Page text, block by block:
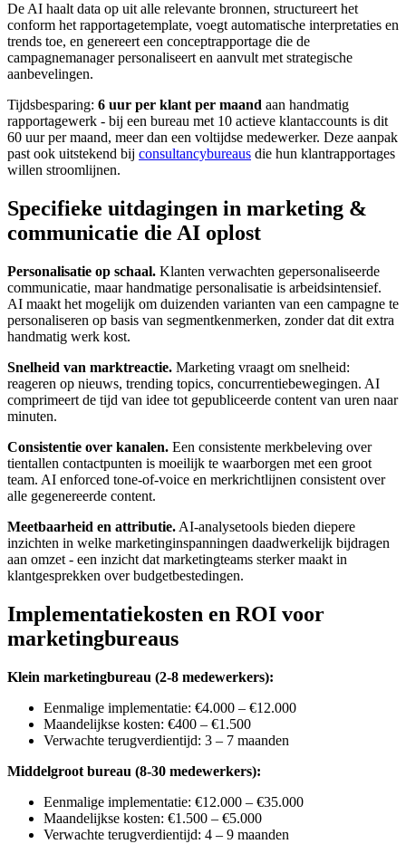
De AI haalt data op uit alle relevante bronnen, structureert het
conform het rapportagetemplate, voegt automatische interpretaties en
trends toe, en genereert een conceptrapportage die de
campagnemanager personaliseert en aanvult met strategische
aanbevelingen.
Tijdsbesparing: 6 uur per klant per maand aan handmatig
rapportagewerk - bij een bureau met 10 actieve klantaccounts is dit
60 uur per maand, meer dan een voltijdse medewerker. Deze aanpak
past ook uitstekend bij consultancybureaus die hun klantrapportages
willen stroomlijnen.
Specifieke uitdagingen in marketing &
communicatie die AI oplost
Personalisatie op schaal. Klanten verwachten gepersonaliseerde
communicatie, maar handmatige personalisatie is arbeidsintensief.
AI maakt het mogelijk om duizenden varianten van een campagne te
personaliseren op basis van segmentkenmerken, zonder dat dit extra
handmatig werk kost.
Snelheid van marktreactie. Marketing vraagt om snelheid:
reageren op nieuws, trending topics, concurrentiebewegingen. AI
comprimeert de tijd van idee tot gepubliceerde content van uren naar
minuten.
Consistentie over kanalen. Een consistente merkbeleving over
tientallen contactpunten is moeilijk te waarborgen met een groot
team. AI enforced tone-of-voice en merkrichtlijnen consistent over
alle gegenereerde content.
Meetbaarheid en attributie. AI-analysetools bieden diepere
inzichten in welke marketinginspanningen daadwerkelijk bijdragen
aan omzet - een inzicht dat marketingteams sterker maakt in
klantgesprekken over budgetbestedingen.
Implementatiekosten en ROI voor
marketingbureaus
Klein marketingbureau (2-8 medewerkers):
Eenmalige implementatie: €4.000 – €12.000
Maandelijkse kosten: €400 – €1.500
Verwachte terugverdientijd: 3 – 7 maanden
Middelgroot bureau (8-30 medewerkers):
Eenmalige implementatie: €12.000 – €35.000
Maandelijkse kosten: €1.500 – €5.000
Verwachte terugverdientijd: 4 – 9 maanden